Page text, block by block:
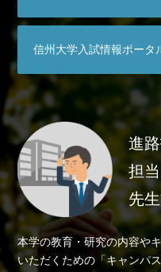
信州大学入試情報ポータ
進
担
先
本学の教育・研究の内容や
いただくための「キャンパ